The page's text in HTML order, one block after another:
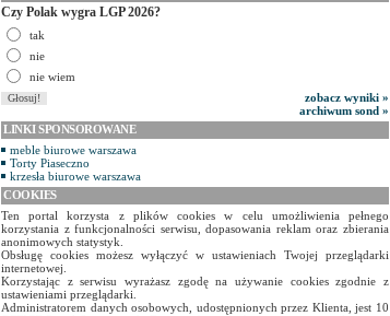
Czy Polak wygra LGP 2026?
tak
nie
nie wiem
zobacz wyniki »
archiwum sond »
LINKI SPONSOROWANE
meble biurowe warszawa
Torty Piaseczno
krzesła biurowe warszawa
COOKIES
Ten portal korzysta z plików cookies w celu umożliwienia pełnego
korzystania z funkcjonalności serwisu, dopasowania reklam oraz zbierania
anonimowych statystyk.
Obsługę cookies możesz wyłączyć w ustawieniach Twojej przeglądarki
internetowej.
Korzystając z serwisu wyrażasz zgodę na używanie cookies zgodnie z
ustawieniami przeglądarki.
Administratorem danych osobowych, udostępnionych przez Klienta, jest 10